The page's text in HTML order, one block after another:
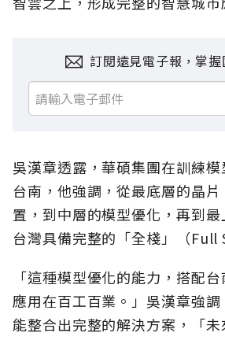
訂閱遠見電子報，掌
吳漢章透露，華碩集團在訓練
台南，他強調，從最底層的晶
置，到中層的模型優化，再到最
台灣具備完整的「全棧」（Full
「這種模型優化的能力，搭配
應用在百工百業。」吳漢章強
能整合出完整的解決方案，「